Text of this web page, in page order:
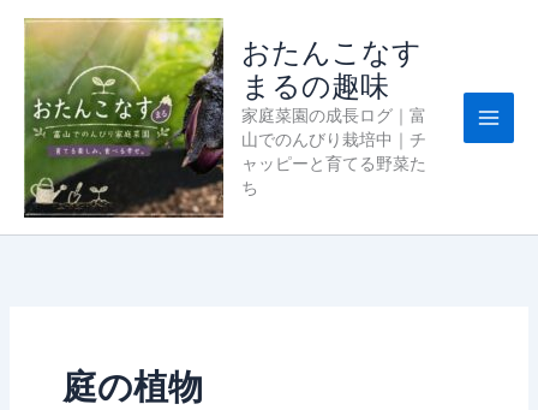
おたんこなす
まるの趣味
家庭菜園の成長ログ｜富
山でのんびり栽培中｜チ
ャッピーと育てる野菜た
ち
庭の植物